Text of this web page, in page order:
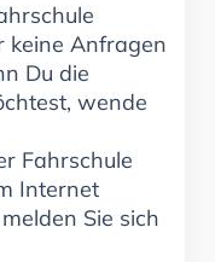
keine Anfragen
Du die
wende
Fahrschule
Internet
Sie sich